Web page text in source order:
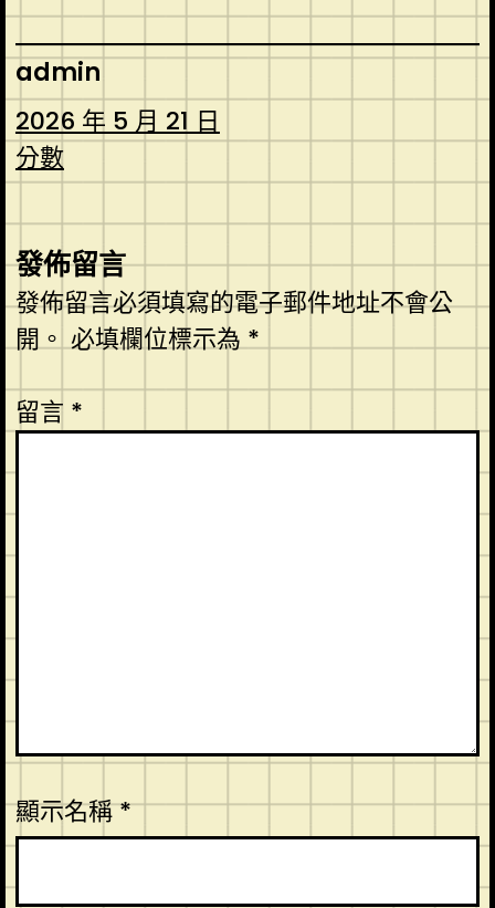
admin
2026 年 5 月 21 日
分數
發佈留言
發佈留言必須填寫的電子郵件地址不會公
開。必填欄位標示為*
留言 *
顯示名稱*